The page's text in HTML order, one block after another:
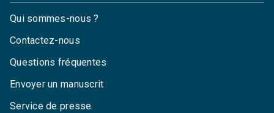
Qui sommes-nous ?
Contactez-nous
Questions fréquentes
Envoyer un manuscrit
Service de presse